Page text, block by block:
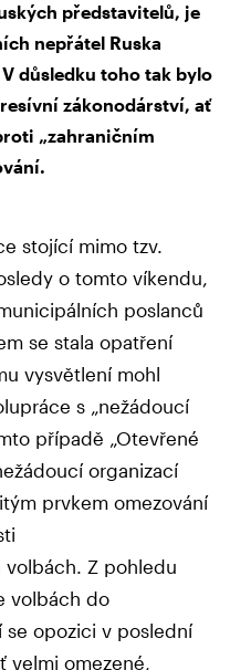
představitelů, je
nepřátel Ruska
důsledku toho tak bylo
zákonodárství, ať
„zahraničním
stojící mimo tzv.
o tomto víkendu,
poslanců
se stala opatření
vysvětlení mohl
s „nežádoucí
případě „Otevřené
organizací
prvkem omezování
Z pohledu
volbách do
se opozici v poslední
velmi omezené,